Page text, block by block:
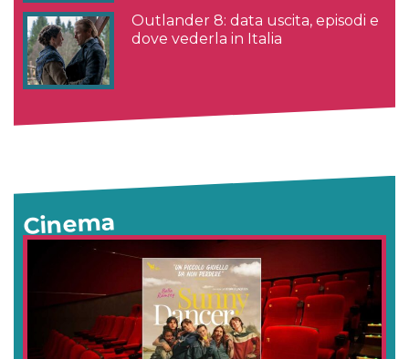
Outlander 8: data uscita, episodi e
dove vederla in Italia
Cinema